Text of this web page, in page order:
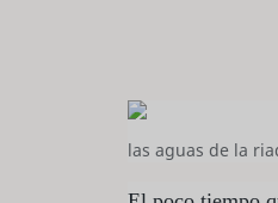
las aguas de la